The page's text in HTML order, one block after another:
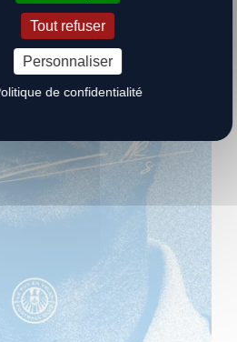
Tout refuser
Personnaliser
de confidentialité